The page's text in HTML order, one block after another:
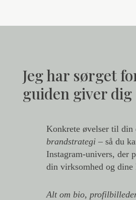
Jeg har sørget
guiden giver dig
Konkrete øvelser til din
brandstrategi– så du
Instagram-univers, der
din virksomhed og dine
Alt om bio,